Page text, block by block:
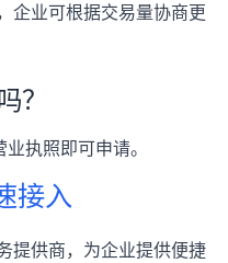
企业可根据交易量协商更
？
执照即可申请。
接入
提供商，为企业提供便捷